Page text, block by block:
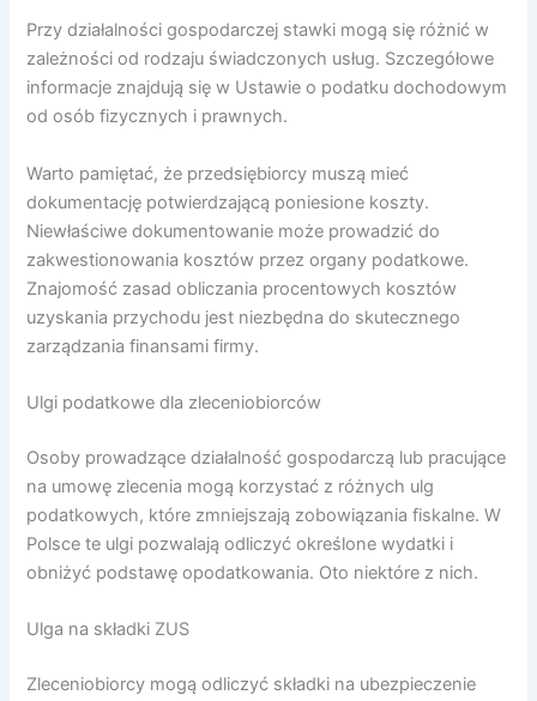
Przy działalności gospodarczej stawki mogą się różnić w
zależności od rodzaju świadczonych usług. Szczegółowe
informacje znajdują się w Ustawie o podatku dochodowym
od osób fizycznych i prawnych.
Warto pamiętać, że przedsiębiorcy muszą mieć
dokumentację potwierdzającą poniesione koszty.
Niewłaściwe dokumentowanie może prowadzić do
zakwestionowania kosztów przez organy podatkowe.
Znajomość zasad obliczania procentowych kosztów
uzyskania przychodu jest niezbędna do skutecznego
zarządzania finansami firmy.
Ulgi podatkowe dla zleceniobiorców
Osoby prowadzące działalność gospodarczą lub pracujące
na umowę zlecenia mogą korzystać z różnych ulg
podatkowych, które zmniejszają zobowiązania fiskalne. W
Polsce te ulgi pozwalają odliczyć określone wydatki i
obniżyć podstawę opodatkowania. Oto niektóre z nich.
Ulga na składki ZUS
Zleceniobiorcy mogą odliczyć składki na ubezpieczenie